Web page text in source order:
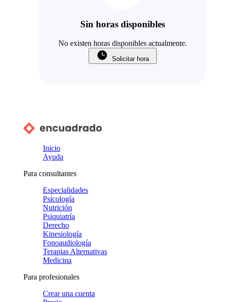
Sin horas disponibles
No existen horas disponibles actualmente.
Solicitar hora
Inicio
Ayuda
Para consultantes
Especialidades
Psicología
Nutrición
Psiquiatría
Derecho
Kinesiología
Fonoaudiología
Terapias Alternativas
Medicina
Para profesionales
Crear una cuenta